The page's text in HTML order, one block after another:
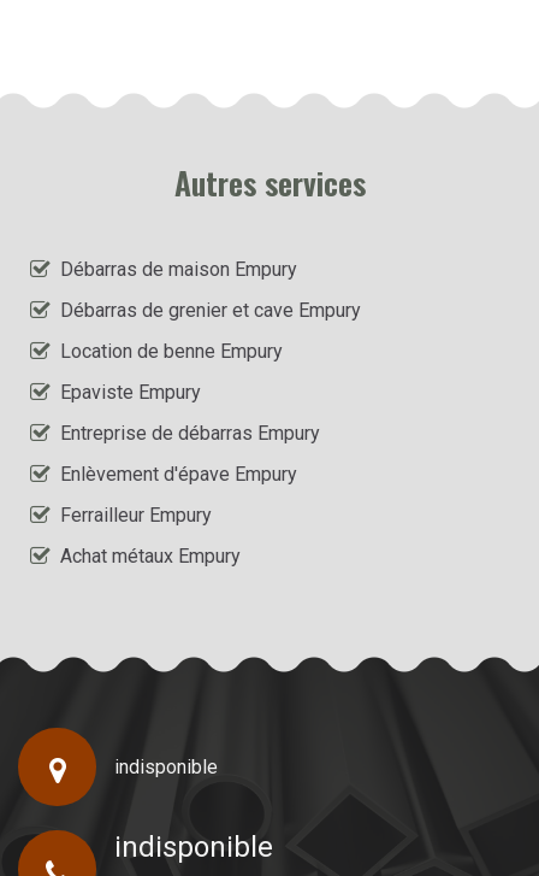
Autres services
Débarras de maison Empury
Débarras de grenier et cave Empury
Location de benne Empury
Epaviste Empury
Entreprise de débarras Empury
Enlèvement d'épave Empury
Ferrailleur Empury
Achat métaux Empury
indisponible
indisponible